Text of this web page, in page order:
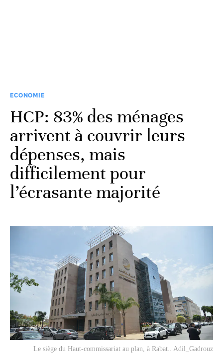
ECONOMIE
HCP: 83% des ménages
arrivent à couvrir leurs
dépenses, mais
difficilement pour
l’écrasante majorité
Le siège du Haut-commissariat au plan, à Rabat.. Adil_Gadrouz